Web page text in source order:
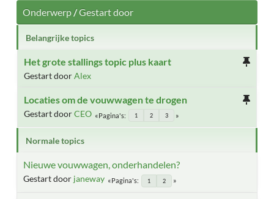
Onderwerp/Gestart door
Belangrijke topics
Het grote stallings topic plus kaart
Gestart doorAlex
Locaties om de vouwwagen te drogen
Gestart doorCEO Pagina's 1 2 3
Normale topics
Nieuwe vouwwagen, onderhandelen?
Gestart door janeway Pagina's 1 2